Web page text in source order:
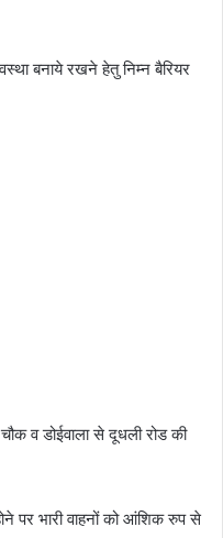
बनाये रखने हेतु निम्न बैरियर
व डोईवाला से दूधली रोड की
पर भारी वाहनों को आंशिक रुप से